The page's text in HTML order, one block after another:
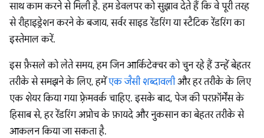
साथ काम करने से मिली है. हम डेवलपर को सुझाव देते हैं कि वे पूरी तरह
से रीहाइड्रेशन करने के बजाय, सर्वर साइड रेंडरिंग या स्टैटिक रेंडरिंग का
इस्तेमाल करें.
इस फ़ैसले को लेते समय, हम जिन आर्किटेक्चर को चुन रहे हैं उन्हें बेहतर
तरीके से समझने के लिए, हमेंएक जैसी शब्दावलीऔर हर तरीके के लिए
एक शेयर किया गया फ़्रेमवर्क चाहिए. इसके बाद, पेज की परफ़ॉर्मेंस के
हिसाब से, हर रेंडरिंग अप्रोच के फ़ायदे और नुकसान का बेहतर तरीके से
आकलन किया जा सकता है.